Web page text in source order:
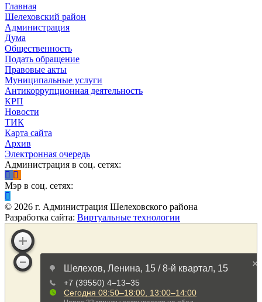
Главная
Шелеховский район
Администрация
Дума
Общественность
Подать обращение
Правовые акты
Муниципальные услуги
Антикоррупционная деятельность
КРП
Новости
ТИК
Карта сайта
Архив
Электронная очередь
Администрация в соц. сетях:
Мэр в соц. сетях:
© 2026 г. Администрация Шелеховского района
Разработка сайта: Виртуальные технологии